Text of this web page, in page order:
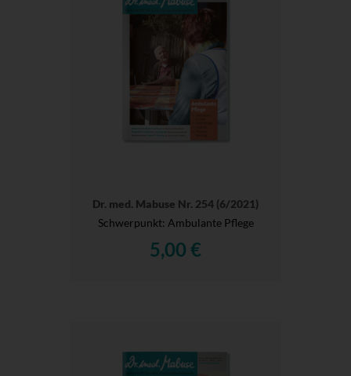
Dr. med. Mabuse Nr. 254 (6/2021)
Schwerpunkt: Ambulante Pflege
5,00 €